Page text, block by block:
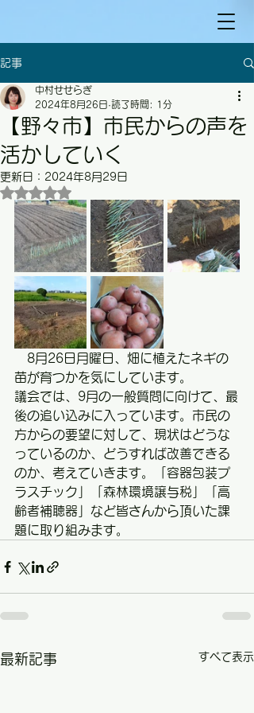
記事
【野々市】市民からの声を
活かしていく
中村せせらぎ
2024年8月26日 読了時間: 1分
更新日： 2024年8月29日
5つ星のうちNaNと評価されています。
8月26日月曜日、畑に植えたネギの
苗が育つかを気にしています。
議会では、9月の一般質問に向けて、最
後の追い込みに入っています。市民の
方からの要望に対して、現状はどうな
っているのか、どうすれば改善できる
のか、考えていきます。「容器包装プ
ラスチック」「森林環境譲与税」「高
齢者補聴器」など皆さんから頂いた課
題に取り組みます。
最新記事 すべて表示